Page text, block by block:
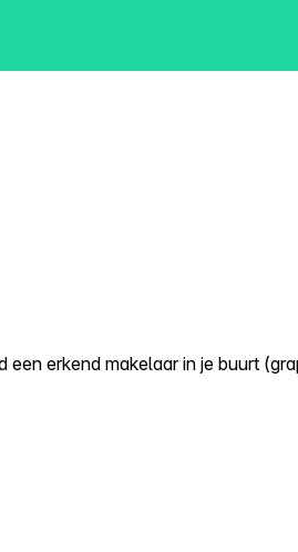
een erkend makelaar in je buurt